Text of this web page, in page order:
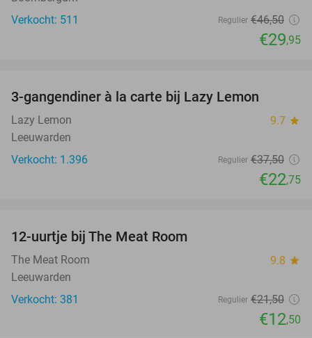
Verkocht: 511
Regulier €46,50
€29,95
3-gangendiner à la carte bij Lazy Lemon
Lazy Lemon 9.7 star
Leeuwarden
Verkocht: 1.396
Regulier €37,50
€22,75
12-uurtje bij The Meat Room
The Meat Room 9.8 star
Leeuwarden
Verkocht: 381
Regulier €21,50
€12,50